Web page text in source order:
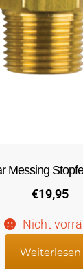
Messing
€19,95
Nicht
Weiterlesen